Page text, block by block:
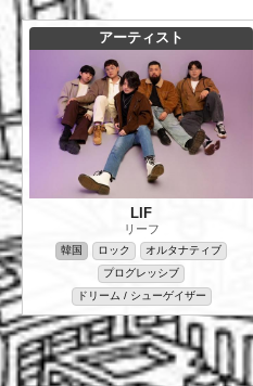
アーティスト
LIF
リーフ
韓国 ロック
オルタナティブ
プログレッシブ
ドリーム / シューゲイザー